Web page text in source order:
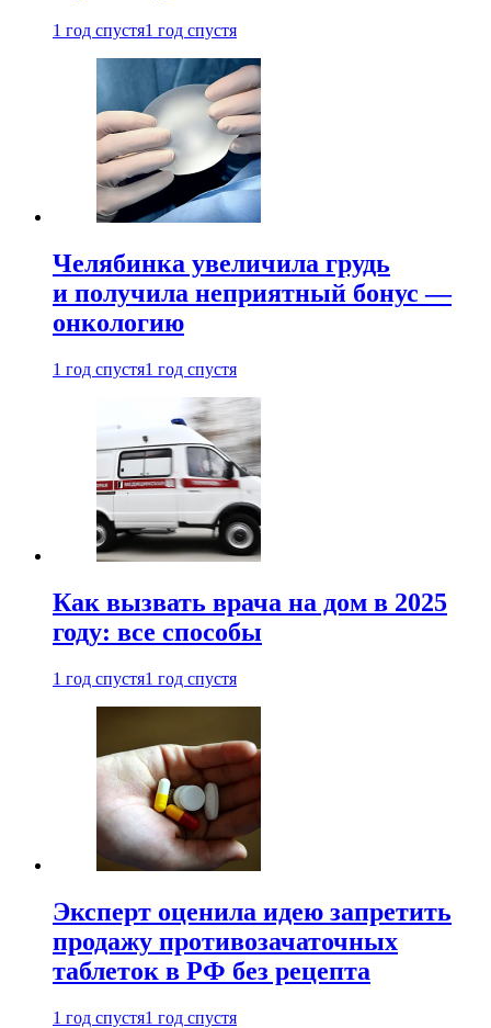
1 год спустя1 год спустя
Челябинка увеличила грудь
и получила неприятный бонус —
онкологию
1 год спустя1 год спустя
Как вызвать врача на дом в 2025
году: все способы
1 год спустя1 год спустя
Эксперт оценила идею запретить
продажу противозачаточных
таблеток в РФ без рецепта
1 год спустя1 год спустя